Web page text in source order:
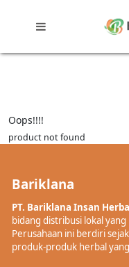
Oops!!!!
product not found
Bariklana
PT. Bariklana Insan Herba
bidang distribusi lokal
Perusahaan ini berdiri
produk-produk herbal